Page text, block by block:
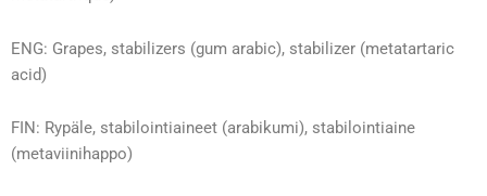
ENG: Grapes, stabilizers (gum arabic), stabilizer (metatartaric
acid)
FIN: Rypäle, stabilointiaineet (arabikumi), stabilointiaine
(metaviinihappo)